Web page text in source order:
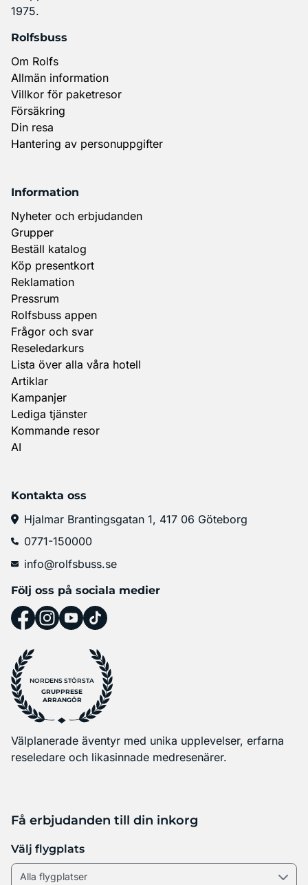
1975.
Rolfsbuss
Om Rolfs
Allmän information
Villkor för paketresor
Försäkring
Din resa
Hantering av personuppgifter
Information
Nyheter och erbjudanden
Grupper
Beställ katalog
Köp presentkort
Reklamation
Pressrum
Rolfsbuss appen
Frågor och svar
Reseledarkurs
Lista över alla våra hotell
Artiklar
Kampanjer
Lediga tjänster
Kommande resor
AI
Kontakta oss
Hjalmar Brantingsgatan 1, 417 06 Göteborg
0771-150000
info@rolfsbuss.se
Följ oss på sociala medier
NORDENS STÖRSTA
GRUPPRESE
ARRANGÖR
Välplanerade äventyr med unika upplevelser, erfarna
reseledare och likasinnade medresenärer.
Få erbjudanden till din inkorg
Välj flygplats